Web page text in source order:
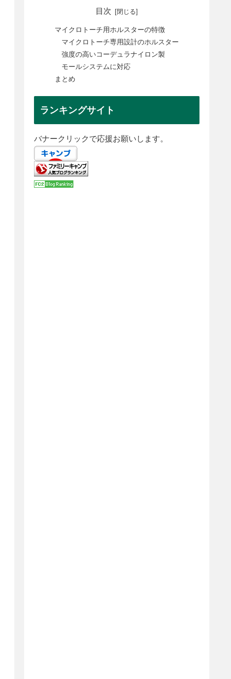
目次
マイクロトーチ用ホルスターの特徴
マイクロトーチ専用設計のホルスター
強度の高いコーデュラナイロン製
モールシステムに対応
まとめ
ランキングサイト
バナークリックで応援お願いします。